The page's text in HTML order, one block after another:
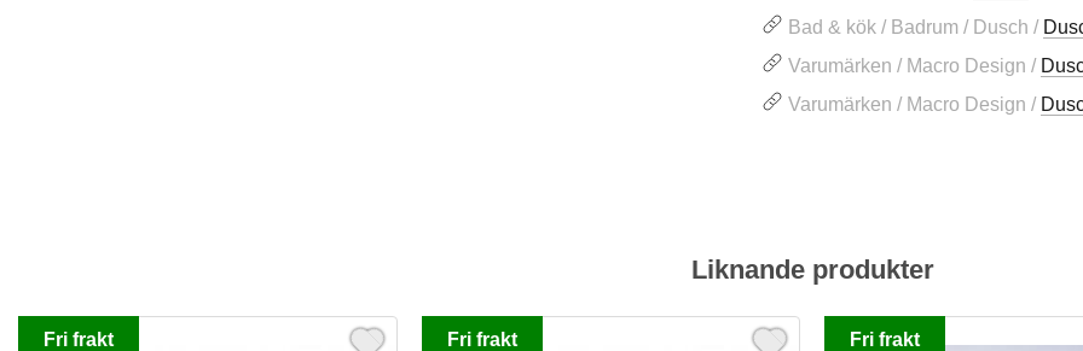
Bad & kök / Badrum / Dusch /
Varumärken / Macro Design /
Varumärken / Macro Design /
Liknande produkter
Fri frakt Fri frakt Fri frakt